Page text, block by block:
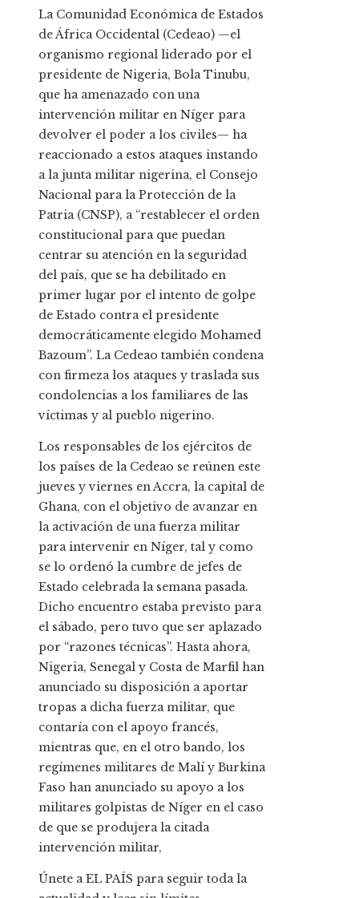
La Comunidad Económica de Estados
de África Occidental (Cedeao) —el
organismo regional liderado por el
presidente de Nigeria, Bola Tinubu,
que ha amenazado con una
intervención militar en Níger para
devolver el poder a los civiles— ha
reaccionado a estos ataques instando
a la junta militar nigerina, el Consejo
Nacional para la Protección de la
Patria (CNSP), a “restablecer el orden
constitucional para que puedan
centrar su atención en la seguridad
del país, que se ha debilitado en
primer lugar por el intento de golpe
de Estado contra el presidente
democráticamente elegido Mohamed
Bazoum”. La Cedeao también condena
con firmeza los ataques y traslada sus
condolencias a los familiares de las
víctimas y al pueblo nigerino.
Los responsables de los ejércitos de
los países de la Cedeao se reúnen este
jueves y viernes en Accra, la capital de
Ghana, con el objetivo de avanzar en
la activación de una fuerza militar
para intervenir en Níger, tal y como
se lo ordenó la cumbre de jefes de
Estado celebrada la semana pasada.
Dicho encuentro estaba previsto para
el sábado, pero tuvo que ser aplazado
por “razones técnicas”. Hasta ahora,
Nigeria, Senegal y Costa de Marfil han
anunciado su disposición a aportar
tropas a dicha fuerza militar, que
contaría con el apoyo francés,
mientras que, en el otro bando, los
regímenes militares de Malí y Burkina
Faso han anunciado su apoyo a los
militares golpistas de Níger en el caso
de que se produjera la citada
intervención militar,
Únete a EL PAÍS para seguir toda la